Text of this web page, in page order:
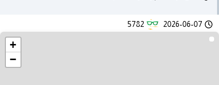
2026-06-07
5782
+
−